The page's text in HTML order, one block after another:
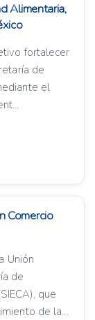
Alimentaria,
fortalecer
de
el
Comercio
Unión
de
que
de la...